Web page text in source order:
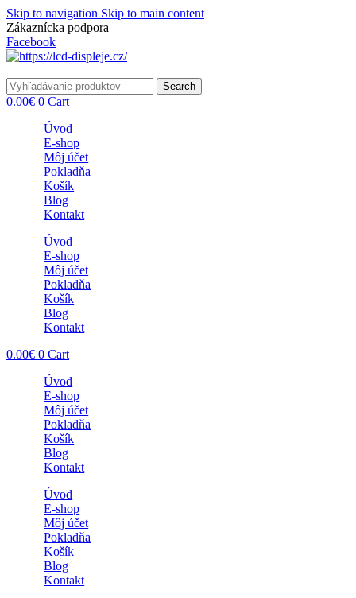
Skip to navigation Skip to main content
Zákaznícka podpora
Facebook
Search
0.00€ 0 Cart
Úvod
E-shop
Môj účet
Pokladňa
Košík
Blog
Kontakt
Úvod
E-shop
Môj účet
Pokladňa
Košík
Blog
Kontakt
0.00€ 0 Cart
Úvod
E-shop
Môj účet
Pokladňa
Košík
Blog
Kontakt
Úvod
E-shop
Môj účet
Pokladňa
Košík
Blog
Kontakt